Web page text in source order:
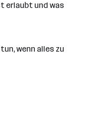
erlaubt und was
wenn alles zu